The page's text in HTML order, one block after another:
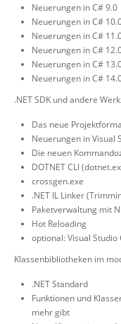
Neuerungen in C# 9.0
Neuerungen in C#
Neuerungen in C#
Neuerungen in C#
Neuerungen in C#
Neuerungen in C#
.NET SDK und andere
Das neue
Neuerungen in Visual
Die neuen
DOTNET CLI
crossgen.exe
.NET IL Linker
Paketverwaltung mit
Hot Reloading
optional: Visual
Klassenbibliotheken im
.NET Standard
Funktionen und
mehr gibt